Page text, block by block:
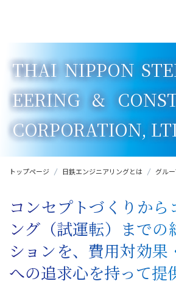
THAI NIPPON
EERING &
CORPORATION,
トップページ 日鉄エンジニアリングとは グル
コンセプトづくりから
ング（試運転）までの
ションを、費用対効果
への追求心を持って提